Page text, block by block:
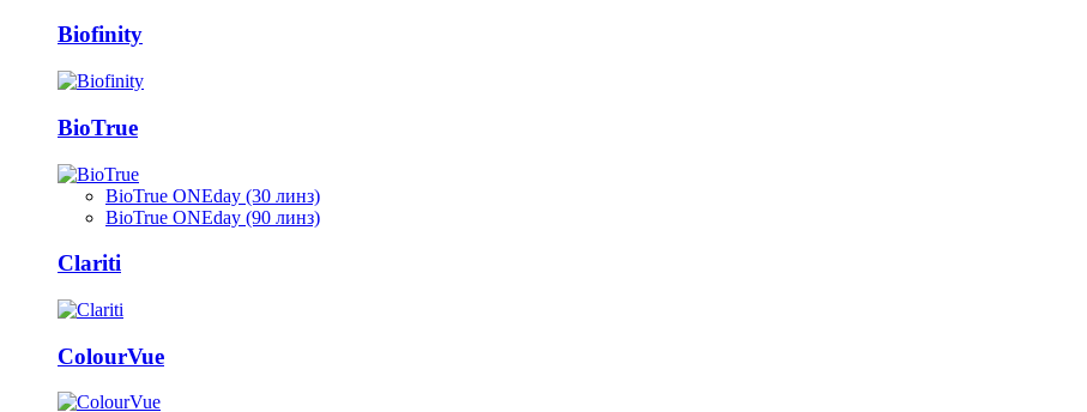
Biofinity
BioTrue
BioTrue ONEday (30 линз)
BioTrue ONEday (90 линз)
Clariti
ColourVue